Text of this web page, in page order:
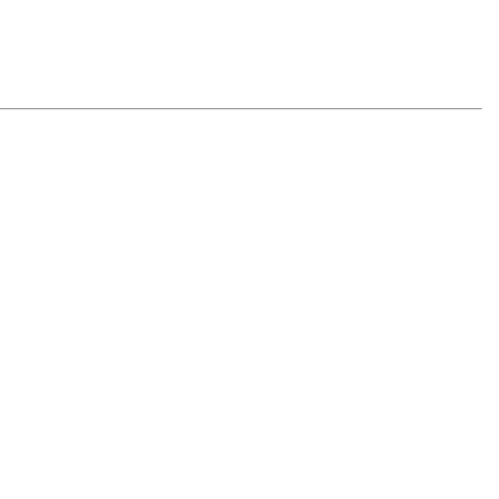
Vipps, Klarna och Google Pay.
debiteras kortet/fakturan.